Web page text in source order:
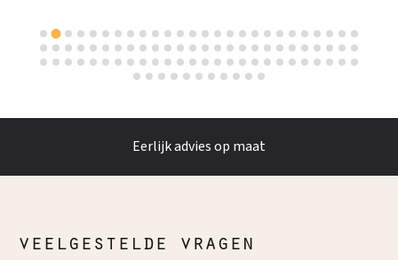
Eerlijk advies op maat
veelgestelde vragen